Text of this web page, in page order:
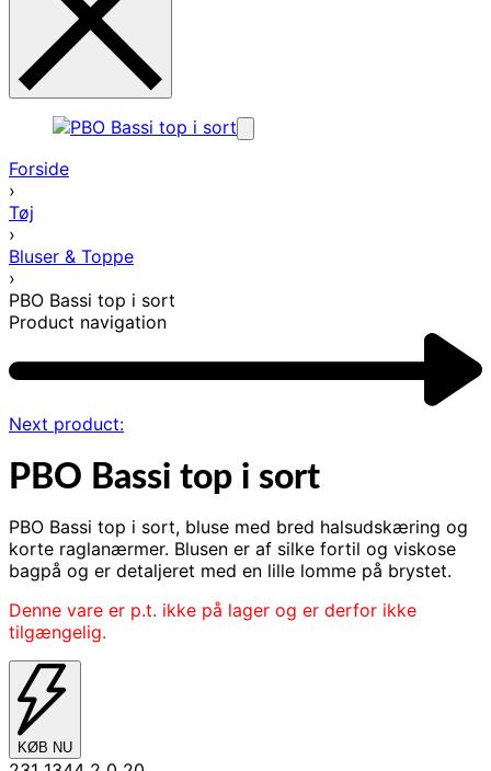
Forside
›
Tøj
›
Bluser & Toppe
›
PBO Bassi top i sort
Product navigation
Next product:
PBO Bassi top i sort
PBO Bassi top i sort, bluse med bred halsudskæring og
korte raglanærmer. Blusen er af silke fortil og viskose
bagpå og er detaljeret med en lille lomme på brystet.
Denne vare er p.t. ikke på lager og er derfor ikke
tilgængelig.
KØB NU